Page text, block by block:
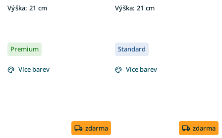
Výška: 21 cm
Výška: 21 cm
Premium
Více barev
zdarma
Standard
Více barev
zdarma